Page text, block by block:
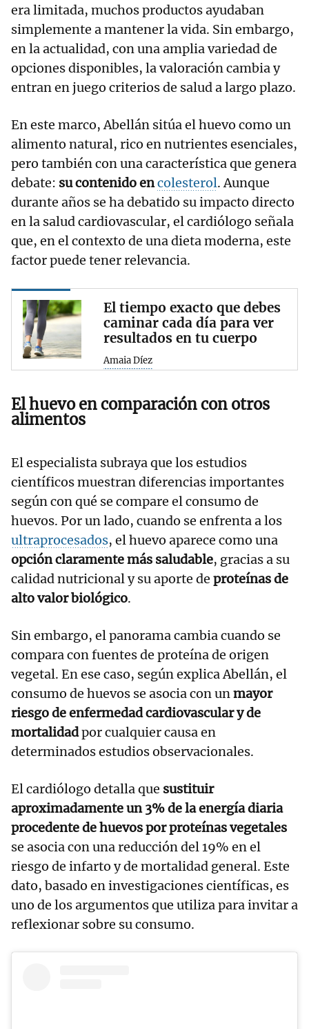
era limitada, muchos productos ayudaban
simplemente a mantener la vida. Sin embargo,
en la actualidad, con una amplia variedad de
opciones disponibles, la valoración cambia y
entran en juego criterios de salud a largo plazo.
En este marco, Abellán sitúa el huevo como un
alimento natural, rico en nutrientes esenciales,
pero también con una característica que genera
debate: su contenido encolesterol. Aunque
durante años se ha debatido su impacto directo
en la salud cardiovascular, el cardiólogo señala
que, en el contexto de una dieta moderna, este
factor puede tener relevancia.
El tiempo exacto que debes
caminar cada día para ver
resultados en tu cuerpo
Amaia Díez
El huevo en comparación con otros
alimentos
El especialista subraya que los estudios
científicos muestran diferencias importantes
según con qué se compare el consumo de
huevos. Por un lado, cuando se enfrenta a los
ultraprocesados, el huevo aparece como una
opción claramente más saludable, gracias a su
calidad nutricional y su aporte de proteínas de
alto valor biológico.
Sin embargo, el panorama cambia cuando se
compara con fuentes de proteína de origen
vegetal. En ese caso, según explica Abellán, el
consumo de huevos se asocia con unmayor
riesgo de enfermedad cardiovascular y de
mortalidadpor cualquier causa en
determinados estudios observacionales.
El cardiólogo detalla que sustituir
aproximadamente un 3% de la energía diaria
procedente de huevos por proteínas vegetales
se asocia con una reducción del 19% en el
riesgo de infarto y de mortalidad general. Este
dato, basado en investigaciones científicas, es
uno de los argumentos que utiliza para invitar a
reflexionar sobre su consumo.